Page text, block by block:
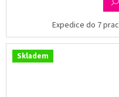
Expedice do 7
Skladem